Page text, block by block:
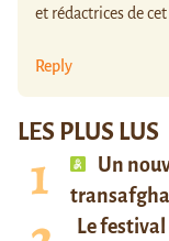
LES PLUS LUS
Un
Le
et rédactrices de cet
Reply